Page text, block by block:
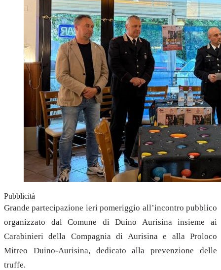
Pubblicità
Grande partecipazione ieri pomeriggio all’incontro pubblico
organizzato dal Comune di Duino Aurisina insieme ai
Carabinieri della Compagnia di Aurisina e alla Proloco
Mitreo Duino-Aurisina, dedicato alla prevenzione delle
truffe.